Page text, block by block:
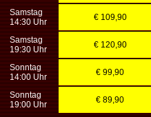
Samstag
14:30 Uhr
€ 109,90
Samstag
19:30 Uhr
€ 120,90
Sonntag
14:00 Uhr
€ 99,90
Sonntag
19:00 Uhr
€ 89,90